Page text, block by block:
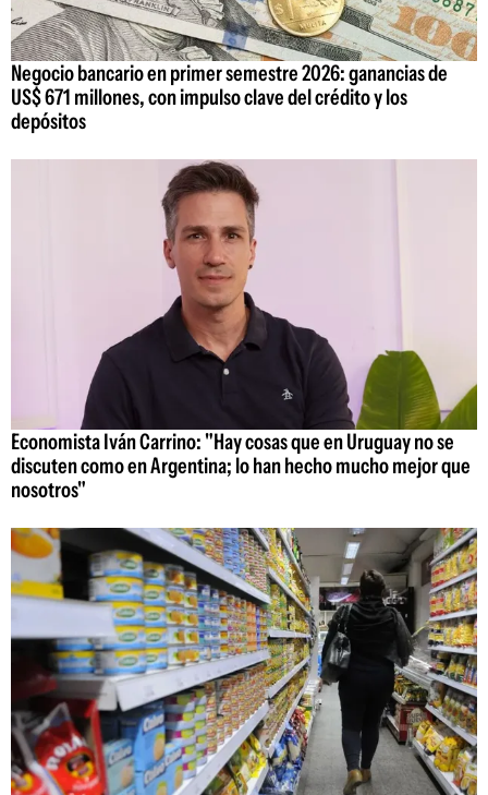
Negocio bancario en primer semestre 2026: ganancias de
US$ 671 millones, con impulso clave del crédito y los
depósitos
Economista Iván Carrino: "Hay cosas que en Uruguay no se
discuten como en Argentina; lo han hecho mucho mejor que
nosotros"